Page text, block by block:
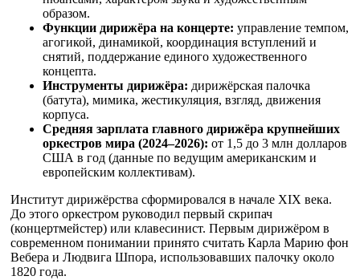
образом.
Функции дирижёра на концерте: управление темпом,
агогикой, динамикой, координация вступлений и
снятий, поддержание единого художественного
концепта.
Инструменты дирижёра: дирижёрская палочка
(батута), мимика, жестикуляция, взгляд, движения
корпуса.
Средняя зарплата главного дирижёра крупнейших
оркестров мира (2024–2026): от 1,5 до 3 млн долларов
США в год (данные по ведущим американским и
европейским коллективам).
Институт дирижёрства сформировался в начале XIX века.
До этого оркестром руководил первый скрипач
(концертмейстер) или клавесинист. Первым дирижёром в
современном понимании принято считать Карла Марию фон
Вебера и Людвига Шпора, использовавших палочку около
1820 года.